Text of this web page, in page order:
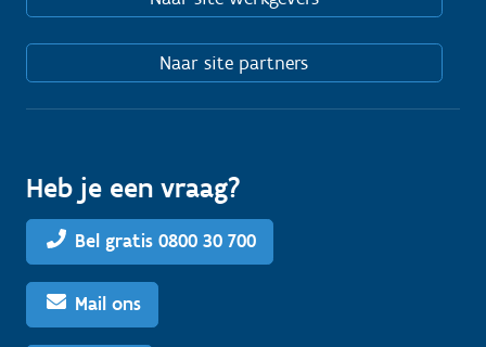
Naar site partners
Heb je een vraag?
Bel gratis 0800 30 700
Mail ons